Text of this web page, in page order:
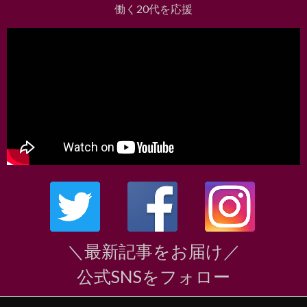
働く20代を応援
＼最新記事をお届け／
公式SNSをフォロー